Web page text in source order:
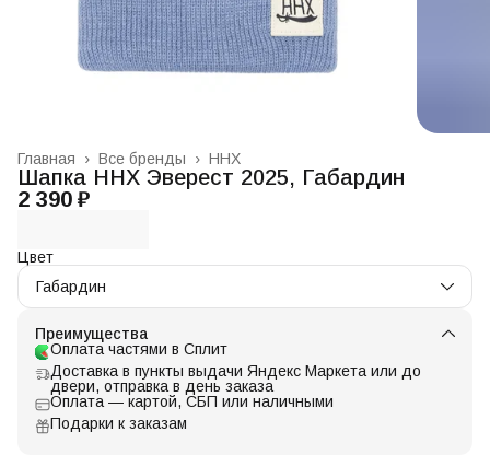
ННХ
Все бренды ›
Главная ›
Шапка ННХ Эверест 2025, Габардин
2 390 ₽
Цвет
Габардин
Преимущества
Оплата частями в Сплит
Доставка в пункты выдачи Яндекс Маркета или до
двери, отправка в день заказа
Оплата — картой, СБП или наличными
Подарки к заказам